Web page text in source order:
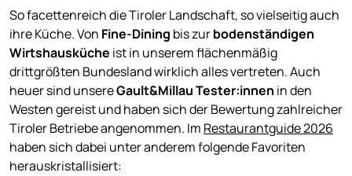
So facettenreich die Tiroler Landschaft, so vielseitig auch
ihre Küche. Von Fine-Dining bis zurbodenständigen
Wirtshausküche ist in unserem flächenmäßig
drittgrößten Bundesland wirklich alles vertreten. Auch
heuer sind unsereGault&Millau Tester:innen in den
Westen gereist und haben sich der Bewertung zahlreicher
Tiroler Betriebe angenommen. Im Restaurantguide 2026
haben sich dabei unter anderem folgende Favoriten
herauskristallisiert: